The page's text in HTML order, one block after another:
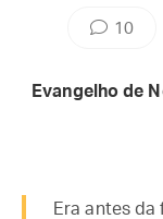
10
Evangelho de
Era antes da